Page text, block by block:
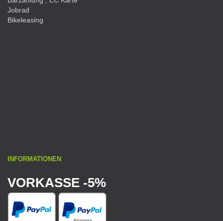
Jobrad
Bikeleasing
INFORMATIONEN
VORKASSE -5%